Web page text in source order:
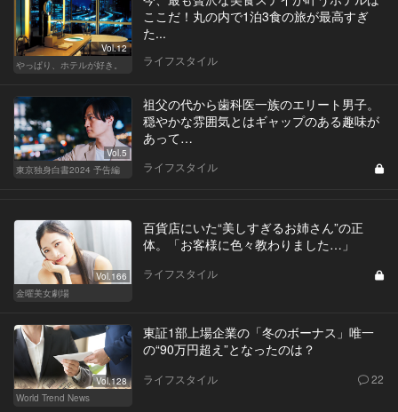
Vol.12
やっぱり、ホテルが好き。
ここだ！丸の内で1泊3食の旅が最高すぎ
た...
ライフスタイル
Vol.5
東京独身白書2024 予告編
祖父の代から歯科医一族のエリート男子。
穏やかな雰囲気とはギャップのある趣味が
あって…
ライフスタイル
Vol.166
金曜美女劇場
百貨店にいた“美しすぎるお姉さん”の正
体。「お客様に色々教わりました…」
ライフスタイル
Vol.128
World Trend News
東証1部上場企業の「冬のボーナス」唯一
の“90万円超え”となったのは？
ライフスタイル 22